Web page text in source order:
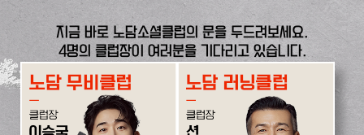
지금 바로 노담소셜클럽의 문을 두드려보세요.
4명의 클럽장이 여러분을 기다리고 있습니다.